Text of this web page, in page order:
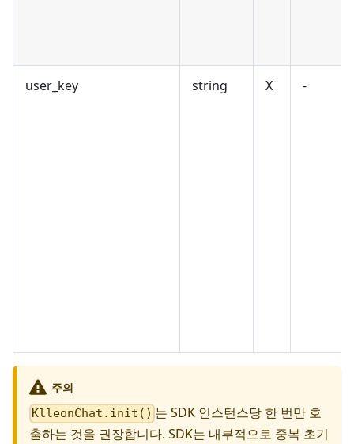
user_key string X -
주의
KlleonChat.init() 는 SDK 인스턴스당 한 번만 호
출하는 것을 권장합니다. SDK는 내부적으로 중복 초기